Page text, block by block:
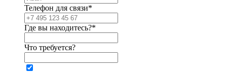
Телефон для связи*
Где вы находитесь?*
Что требуется?